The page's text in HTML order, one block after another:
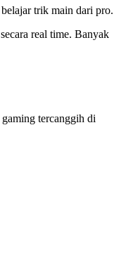
trik main dari pro.
real time. Banyak
tercanggih di